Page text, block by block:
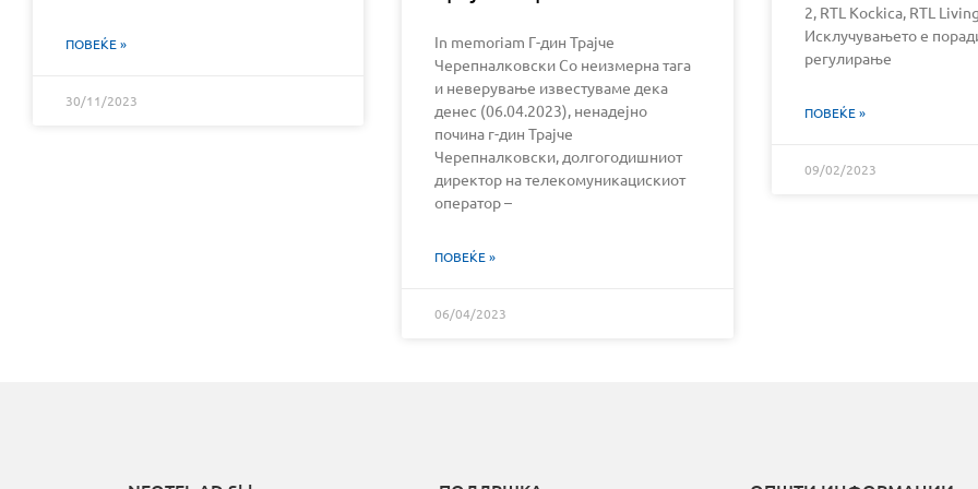
ПОВЕЌЕ »
30/11/2023
In memoriam Г-дин Трајче
Черепналковски Со неизмерна тага
и неверување известуваме дека
денес (06.04.2023), ненадејно
почина г-дин Трајче
Черепналковски, долгогодишниот
директор на телекомуникацискиот
оператор –
ПОВЕЌЕ »
06/04/2023
2, RTL Kockica, RTL
Исклучувањето е
регулирање
ПОВЕЌЕ »
09/02/2023